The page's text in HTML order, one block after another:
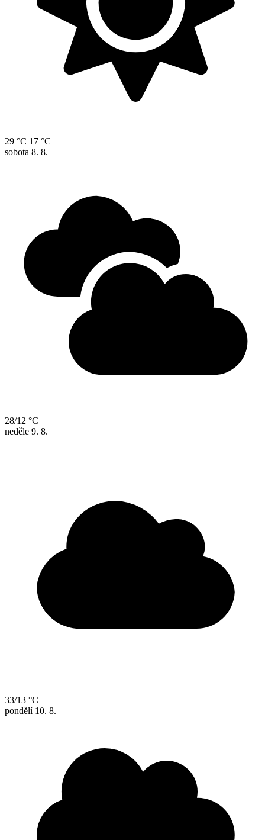
29 °C 17 °C
sobota 8. 8.
28/12 °C
neděle 9. 8.
33/13 °C
pondělí 10. 8.